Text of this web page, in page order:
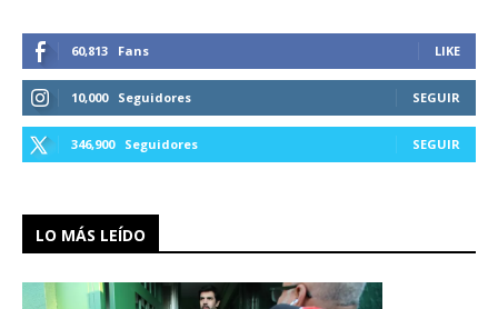
60,813 Fans LIKE
10,000 Seguidores SEGUIR
346,900 Seguidores SEGUIR
LO MÁS LEÍDO